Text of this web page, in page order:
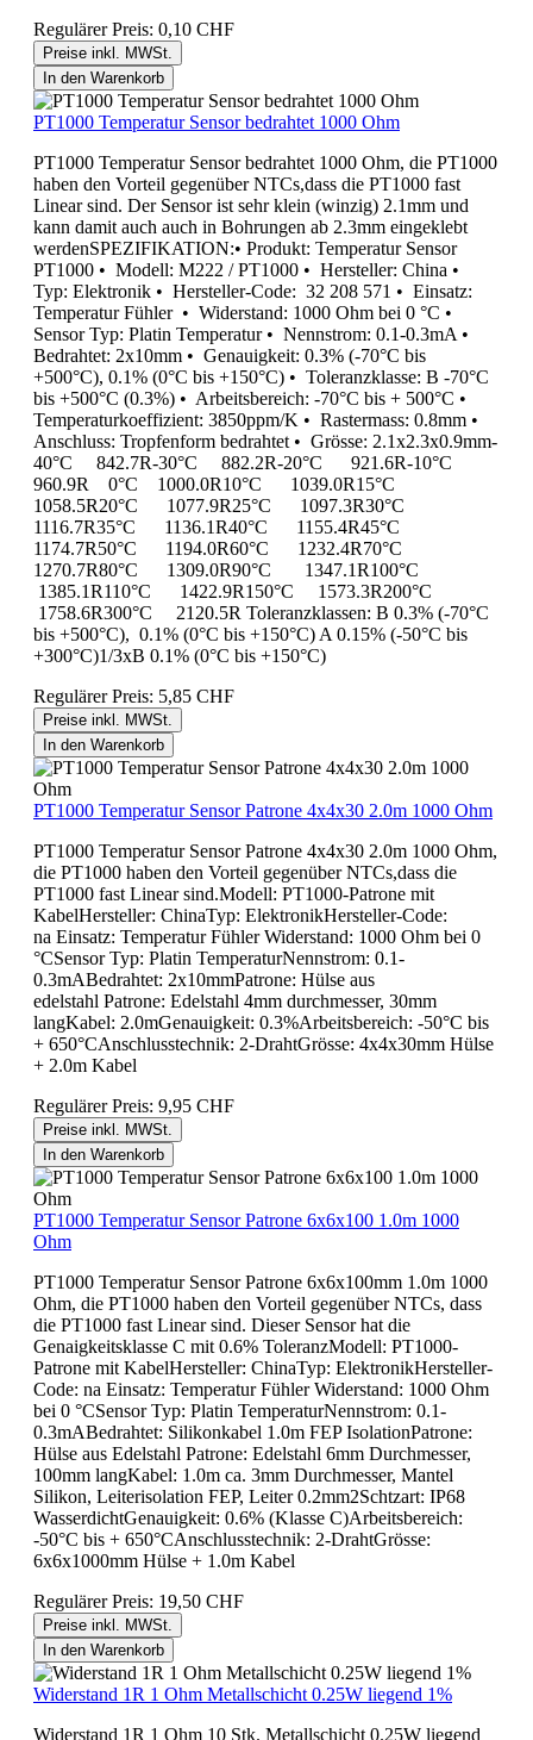
Regulärer Preis: 0,10 CHF
Preise inkl. MWSt.
In den Warenkorb
PT1000 Temperatur Sensor bedrahtet 1000 Ohm
PT1000 Temperatur Sensor bedrahtet 1000 Ohm, die PT1000
haben den Vorteil gegenüber NTCs,dass die PT1000 fast
Linear sind. Der Sensor ist sehr klein (winzig) 2.1mm und
kann damit auch auch in Bohrungen ab 2.3mm eingeklebt
werdenSPEZIFIKATION:• Produkt: Temperatur Sensor
PT1000 • Modell: M222 / PT1000 • Hersteller: China •
Typ: Elektronik • Hersteller-Code: 32 208 571 • Einsatz:
Temperatur Fühler • Widerstand: 1000 Ohm bei 0 °C •
Sensor Typ: Platin Temperatur • Nennstrom: 0.1-0.3mA •
Bedrahtet: 2x10mm • Genauigkeit: 0.3% (-70°C bis
+500°C), 0.1% (0°C bis +150°C) • Toleranzklasse: B -70°C
bis +500°C (0.3%) • Arbeitsbereich: -70°C bis + 500°C •
Temperaturkoeffizient: 3850ppm/K • Rastermass: 0.8mm •
Anschluss: Tropfenform bedrahtet • Grösse: 2.1x2.3x0.9mm-
40°C 842.7R-30°C 882.2R-20°C 921.6R-10°C
960.9R 0°C 1000.0R10°C 1039.0R15°C
1058.5R20°C 1077.9R25°C 1097.3R30°C
1116.7R35°C 1136.1R40°C 1155.4R45°C
1174.7R50°C 1194.0R60°C 1232.4R70°C
1270.7R80°C 1309.0R90°C 1347.1R100°C
1385.1R110°C 1422.9R150°C 1573.3R200°C
1758.6R300°C 2120.5R Toleranzklassen: B 0.3% (-70°C
bis +500°C), 0.1% (0°C bis +150°C) A 0.15% (-50°C bis
+300°C)1/3xB 0.1% (0°C bis +150°C)
Regulärer Preis: 5,85 CHF
Preise inkl. MWSt.
In den Warenkorb
PT1000 Temperatur Sensor Patrone 4x4x30 2.0m 1000 Ohm
PT1000 Temperatur Sensor Patrone 4x4x30 2.0m 1000 Ohm,
die PT1000 haben den Vorteil gegenüber NTCs,dass die
PT1000 fast Linear sind.Modell: PT1000-Patrone mit
KabelHersteller: ChinaTyp: ElektronikHersteller-Code:
na Einsatz: Temperatur Fühler Widerstand: 1000 Ohm bei 0
°CSensor Typ: Platin TemperaturNennstrom: 0.1-
0.3mABedrahtet: 2x10mmPatrone: Hülse aus
edelstahl Patrone: Edelstahl 4mm durchmesser, 30mm
langKabel: 2.0mGenauigkeit: 0.3%Arbeitsbereich: -50°C bis
+ 650°CAnschlusstechnik: 2-DrahtGrösse: 4x4x30mm Hülse
+ 2.0m Kabel
Regulärer Preis: 9,95 CHF
Preise inkl. MWSt.
In den Warenkorb
PT1000 Temperatur Sensor Patrone 6x6x100 1.0m 1000
Ohm
PT1000 Temperatur Sensor Patrone 6x6x100mm 1.0m 1000
Ohm, die PT1000 haben den Vorteil gegenüber NTCs, dass
die PT1000 fast Linear sind. Dieser Sensor hat die
Genaigkeitsklasse C mit 0.6% ToleranzModell: PT1000-
Patrone mit KabelHersteller: ChinaTyp: ElektronikHersteller-
Code: na Einsatz: Temperatur Fühler Widerstand: 1000 Ohm
bei 0 °CSensor Typ: Platin TemperaturNennstrom: 0.1-
0.3mABedrahtet: Silikonkabel 1.0m FEP IsolationPatrone:
Hülse aus Edelstahl Patrone: Edelstahl 6mm Durchmesser,
100mm langKabel: 1.0m ca. 3mm Durchmesser, Mantel
Silikon, Leiterisolation FEP, Leiter 0.2mm2Schtzart: IP68
WasserdichtGenauigkeit: 0.6% (Klasse C)Arbeitsbereich:
-50°C bis + 650°CAnschlusstechnik: 2-DrahtGrösse:
6x6x1000mm Hülse + 1.0m Kabel
Regulärer Preis: 19,50 CHF
Preise inkl. MWSt.
In den Warenkorb
Widerstand 1R 1 Ohm Metallschicht 0.25W liegend 1%
Widerstand 1R 1 Ohm 10 Stk. Metallschicht 0.25W liegend